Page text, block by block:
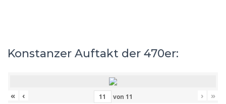
Konstanzer Auftakt der 470er:
« ‹ von 11 › »